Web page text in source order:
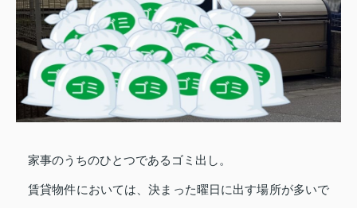
家事のうちのひとつであるゴミ出し。
賃貸物件においては、決まった曜日に出す場所が多いで